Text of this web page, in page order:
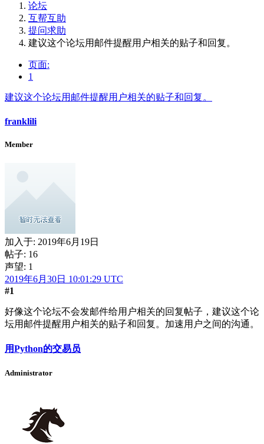
论坛
互帮互助
提问求助
建议这个论坛用邮件提醒用户相关的贴子和回复。
页面:
1
建议这个论坛用邮件提醒用户相关的贴子和回复。
franklili
Member
加入于: 2019年6月19日
帖子: 16
声望: 1
2019年6月30日 10:01:29 UTC
#1
好像这个论坛不会发邮件给用户相关的回复帖子，建议这个论
坛用邮件提醒用户相关的贴子和回复。加速用户之间的沟通。
用Python的交易员
Administrator